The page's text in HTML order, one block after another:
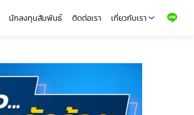
นักลงทุนสัมพันธ์ ติดต่อเรา
เกี่ยวกับเรา